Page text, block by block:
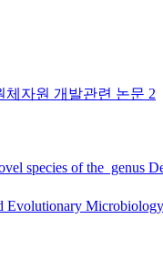
체자원 개발관련 논문 2
species of the genus
Evolutionary